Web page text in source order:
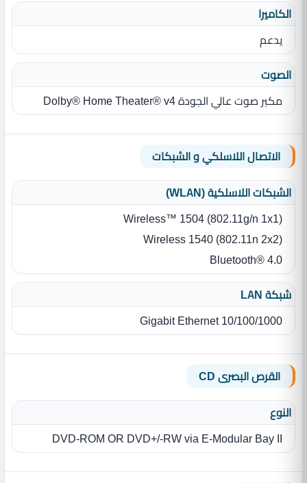
الكاميرا
يدعم
الصوت
مكبر صوت عالي الجودة Dolby® Home Theater® v4
الاتصال اللاسلكي و الشبكات
الشبكات اللاسلكية (WLAN)
Wireless™ 1504 (802.11g/n 1x1)
Wireless 1540 (802.11n 2x2)
Bluetooth® 4.0
شبكة LAN
10/100/1000 Gigabit Ethernet
القرص البصرى CD
النوع
DVD‐ROM OR DVD+/‐RW via E‐Modular Bay II